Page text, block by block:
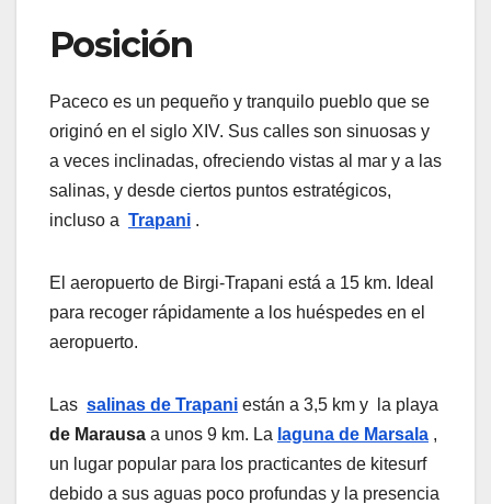
Posición
Paceco es un pequeño y tranquilo pueblo que se
originó en el siglo XIV. Sus calles son sinuosas y
a veces inclinadas, ofreciendo vistas al mar y a las
salinas, y desde ciertos puntos estratégicos,
incluso a Trapani .
El aeropuerto de Birgi-Trapani está a 15 km. Ideal
para recoger rápidamente a los huéspedes en el
aeropuerto.
Las salinas de Trapani están a 3,5 km y la playa
de Marausa a unos 9 km. La laguna de Marsala ,
un lugar popular para los practicantes de kitesurf
debido a sus aguas poco profundas y la presencia